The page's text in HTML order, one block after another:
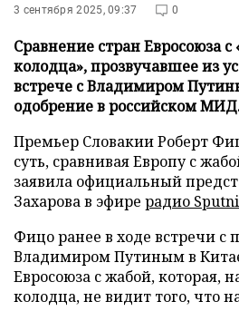
3 сентября 2025, 09:37 0
Сравнение стран Евросоюза
колодца», прозвучавшее из
встрече с Владимиром
одобрение в российском
Премьер Словакии Роберт
суть, сравнивая Европу с
заявила официальный
Захарова в эфире радио
Фицо ранее в ходе встречи с
Владимиром Путиным в
Евросоюза с жабой, которая,
колодца, не видит того, что